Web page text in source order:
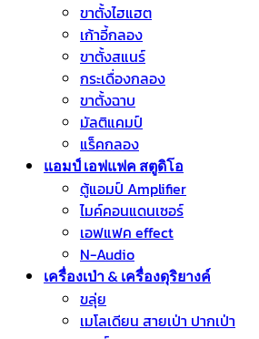
ขาตั้งไฮแฮต
เก้าอี้กลอง
ขาตั้งสแนร์
กระเดื่องกลอง
ขาตั้งฉาบ
มัลติแคมป์
แร็คกลอง
แอมป์ เอฟแฟค สตูดิโอ
ตู้แอมป์ Amplifier
ไมค์คอนแดนเซอร์
เอฟแฟค effect
N-Audio
เครื่องเป่า & เครื่องดุริยางค์
ขลุ่ย
เมโลเดียน สายเป่า ปากเป่า